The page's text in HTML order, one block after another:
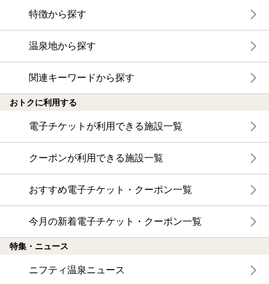
特徴から探す
温泉地から探す
関連キーワードから探す
おトクに利用する
電子チケットが利用できる施設一覧
クーポンが利用できる施設一覧
おすすめ電子チケット・クーポン一覧
今月の新着電子チケット・クーポン一覧
特集・ニュース
ニフティ温泉ニュース